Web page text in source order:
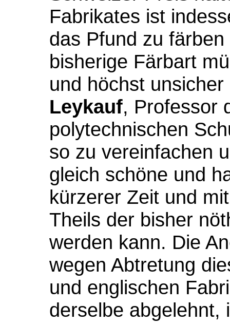
Fabrikates ist
das Pfund zu
bisherige Färbart
und höchst
Leykauf, Professor
polytechnischen
so zu vereinfachen
gleich schöne und
kürzerer Zeit und
Theils der bisher
werden kann. Die
wegen Abtretung
und englischen
derselbe abgelehnt,